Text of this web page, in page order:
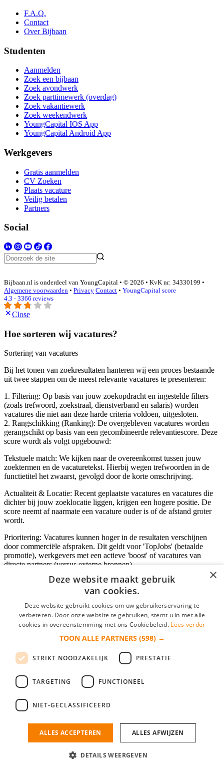
F.A.Q.
Contact
Over Bijbaan
Studenten
Aanmelden
Zoek een bijbaan
Zoek avondwerk
Zoek parttimewerk (overdag)
Zoek vakantiewerk
Zoek weekendwerk
YoungCapital IOS App
YoungCapital Android App
Werkgevers
Gratis aanmelden
CV Zoeken
Plaats vacature
Veilig betalen
Partners
Social
Bijbaan.nl is onderdeel van YoungCapital • © 2026 • KvK nr: 34330199 •
Algemene voorwaarden • Privacy Contact • YoungCapital score
4.3 - 3366 reviews
Close
Hoe sorteren wij vacatures?
Sortering van vacatures
Bij het tonen van zoekresultaten hanteren wij een proces bestaande
uit twee stappen om de meest relevante vacatures te presenteren:
1. Filtering: Op basis van jouw zoekopdracht en ingestelde filters
(zoals trefwoord, zoekstraal, dienstverband en salaris) worden
vacatures die niet aan deze harde criteria voldoen, uitgesloten.
2. Rangschikking (Ranking): De overgebleven vacatures worden
gerangschikt op basis van een gecombineerde relevantiescore. Deze
score wordt als volgt opgebouwd:
Tekstuele match: We kijken naar de overeenkomst tussen jouw
zoektermen en de vacaturetekst. Hierbij wegen trefwoorden in de
functietitel het zwaarst, gevolgd door de korte omschrijving.
Actualiteit & Locatie: Recent geplaatste vacatures en vacatures die
dichter bij jouw zoeklocatie liggen, krijgen een hogere positie. De
score neemt af naarmate een vacature ouder is of de afstand groter
wordt.
Prioritering: Vacatures kunnen hoger in de resultaten verschijnen
door commerciële afspraken. Dit geldt voor 'TopJobs' (betaalde
promotie), werkgevers met een actieve 'boost' of vacatures van
directe partners (versus externe bronnen).
Inloggen als bedrijf
*
login gegevens onthouden
login
Bedrijf aanmelden
nieuwe collega/werknemer zo gevonden!
×
Deze website maakt gebruik
van cookies.
Deze website gebruikt cookies om uw gebruikerservaring te
verbeteren. Door onze website te gebruiken, stemt u in met alle
cookies in overeenstemming met ons Cookiebeleid. Lees verder
TOON ALLE PARTNERS (598) →
STRIKT NOODZAKELIJK PRESTATIE
TARGETING FUNCTIONEEL
NIET-GECLASSIFICEERD
ALLES ACCEPTEREN ALLES AFWIJZEN
DETAILS WEERGEVEN